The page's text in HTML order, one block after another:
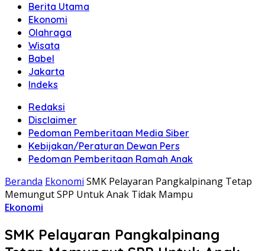
Berita Utama
Ekonomi
Olahraga
Wisata
Babel
Jakarta
Indeks
Redaksi
Disclaimer
Pedoman Pemberitaan Media Siber
Kebijakan/Peraturan Dewan Pers
Pedoman Pemberitaan Ramah Anak
Beranda Ekonomi SMK Pelayaran Pangkalpinang Tetap
Memungut SPP Untuk Anak Tidak Mampu
Ekonomi
SMK Pelayaran Pangkalpinang